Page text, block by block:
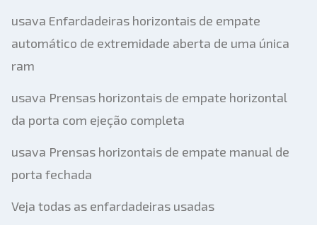
usava Enfardadeiras horizontais de empate
automático de extremidade aberta de uma única
ram
usava Prensas horizontais de empate horizontal
da porta com ejeção completa
usava Prensas horizontais de empate manual de
porta fechada
Veja todas as enfardadeiras usadas